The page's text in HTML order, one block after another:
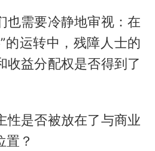
也需要冷静地审视：在
的运转中，残障人士的
收益分配权是否得到了
性是否被放在了与商业
置？